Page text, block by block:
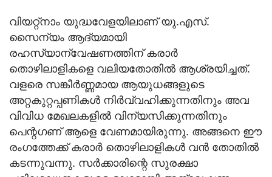
വിയറ്റ്‌നാം യുദ്ധവേളയിലാണ് യു.എസ്.
സൈന്യം ആദ്യമായി
രഹസ്യാന്വേഷണത്തിന് കരാര്‍
തൊഴിലാളികളെ വലിയതോതില്‍ ആശ്രയിച്ചത്.
വളരെ സങ്കീര്‍ണ്ണമായ ആയുധങ്ങളുടെ
അറ്റകുറ്റപ്പണികള്‍ നിര്‍വ്വഹിക്കുന്നതിനും അവ
വിവിധ മേഖലകളില്‍ വിന്യസിക്കുന്നതിനും
പെന്റഗണ് ആളെ വേണമായിരുന്നു. അങ്ങനെ ഈ
രംഗത്തേക്ക് കരാര്‍ തൊഴിലാളികള്‍ വന്‍ തോതില്‍
കടന്നുവന്നു. സര്‍ക്കാരിന്റെ സുരക്ഷാ